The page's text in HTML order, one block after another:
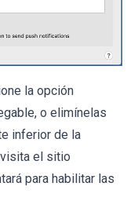
la opción
o elimínelas
inferior de la
el sitio
para habilitar las